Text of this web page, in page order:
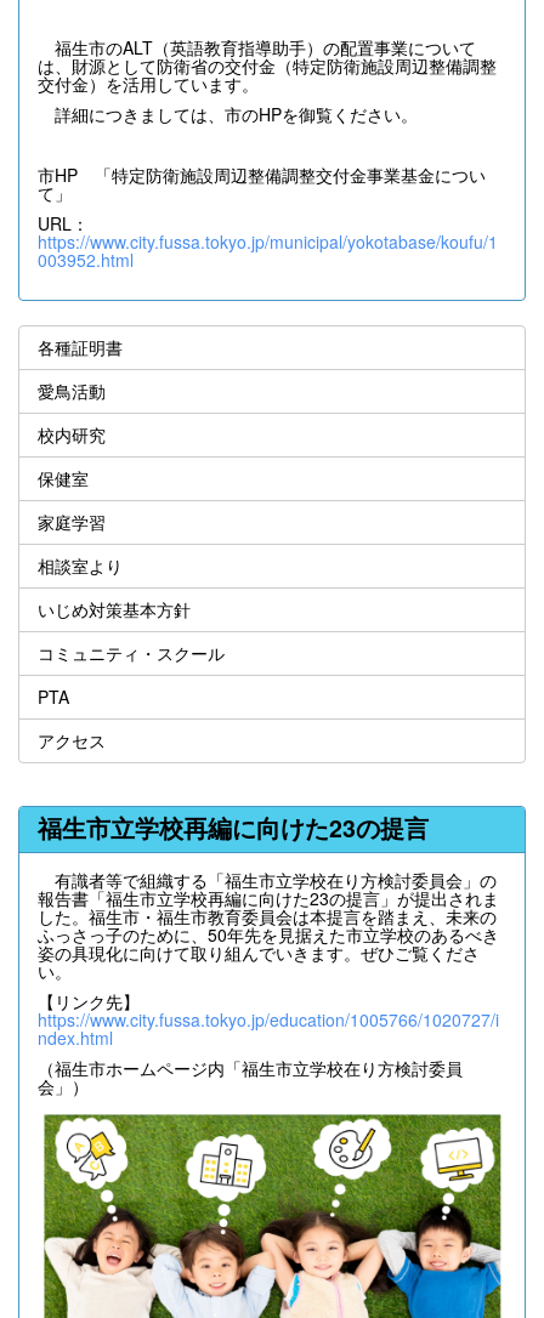
福生市のALT（英語教育指導助手）の配置事業について
は、財源として防衛省の交付金（特定防衛施設周辺整備調整
交付金）を活用しています。
詳細につきましては、市のHPを御覧ください。
市HP 「特定防衛施設周辺整備調整交付金事業基金につい
て」
URL：
https://www.city.fussa.tokyo.jp/municipal/yokotabase/koufu/1
003952.html
各種証明書
愛鳥活動
校内研究
保健室
家庭学習
相談室より
いじめ対策基本方針
コミュニティ・スクール
PTA
アクセス
福生市立学校再編に向けた23の提言
有識者等で組織する「福生市立学校在り方検討委員会」の
報告書「福生市立学校再編に向けた23の提言」が提出されま
した。福生市・福生市教育委員会は本提言を踏まえ、未来の
ふっさっ子のために、50年先を見据えた市立学校のあるべき
姿の具現化に向けて取り組んでいきます。ぜひご覧くださ
い。
【リンク先】
https://www.city.fussa.tokyo.jp/education/1005766/1020727/i
ndex.html
（福生市ホームページ内「福生市立学校在り方検討委員
会」）